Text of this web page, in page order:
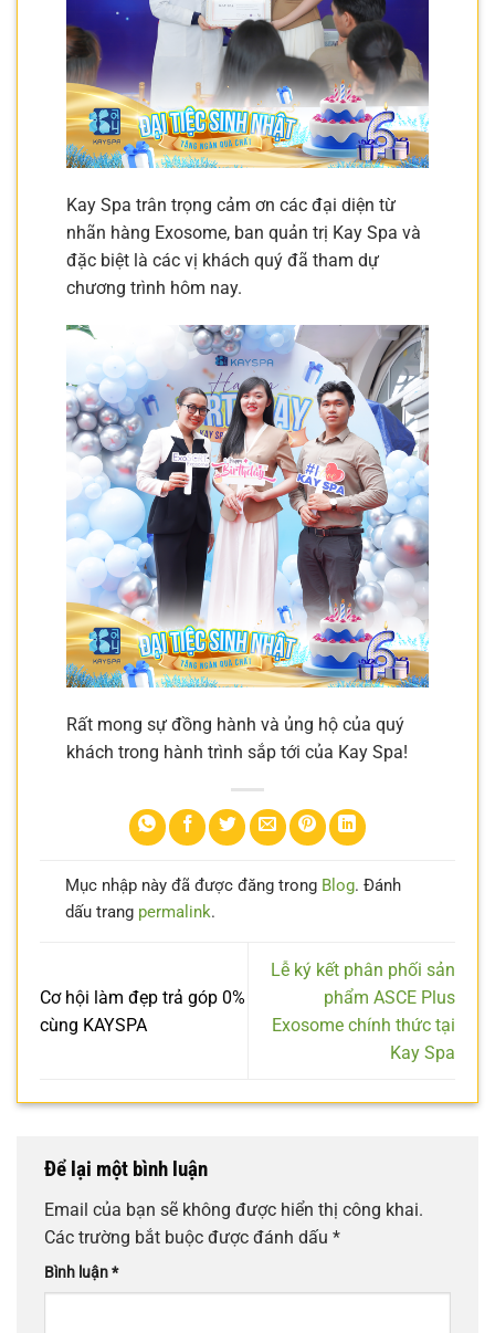
Kay Spa trân trọng cảm ơn các đại diện từ
nhãn hàng Exosome, ban quản trị Kay Spa và
đặc biệt là các vị khách quý đã tham dự
chương trình hôm nay.
Rất mong sự đồng hành và ủng hộ của quý
khách trong hành trình sắp tới của Kay Spa!
Mục nhập này đã được đăng trong Blog. Đánh
dấu trang permalink.
Cơ hội làm đẹp trả góp 0%
cùng KAYSPA
Lễ ký kết phân phối sản
phẩm ASCE Plus
Exosome chính thức tại
Kay Spa
Để lại một bình luận
Email của bạn sẽ không được hiển thị công khai.
Các trường bắt buộc được đánh dấu *
Bình luận*